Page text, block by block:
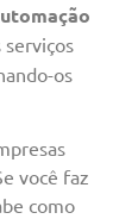
os
você faz
como